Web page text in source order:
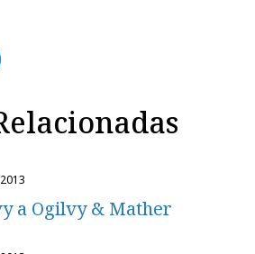
a Ogilvy & Mather